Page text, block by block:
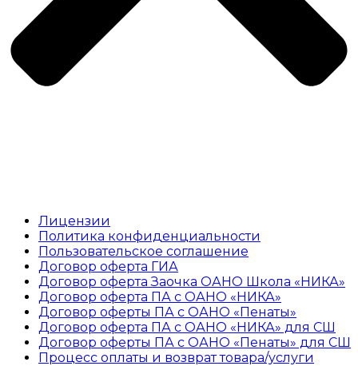
Лицензии
Политика конфиденциальности
Пользовательское соглашение
Договор оферта ГИА
Договор оферта Заочка ОАНО Школа «НИКА»
Договор оферта ПА с ОАНО «НИКА»
Договор оферты ПА с ОАНО «Пенаты»
Договор оферта ПА с ОАНО «НИКА» для СШ
Договор оферты ПА с ОАНО «Пенаты» для СШ
Процесс оплаты и возврат товара/услуги